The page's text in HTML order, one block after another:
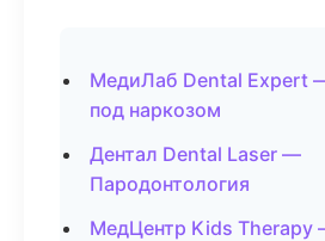
МедиЛаб Dental Expert
под наркозом
Дентал Dental Laser —
Пародонтология
МедЦентр Kids Therapy